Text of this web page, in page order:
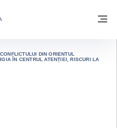
FOR TRADE - WEBSITE GRUP
DIN ORIENTUL
ÎN CENTRUL ATENȚIEI, RISCURI LA